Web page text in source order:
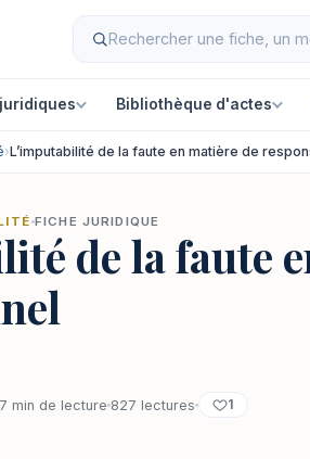
Bibliothèque d'actes
›L’imputabilité de la faute en matière de
FICHE JURIDIQUE
de la faute
min de lecture 827 lectures 1